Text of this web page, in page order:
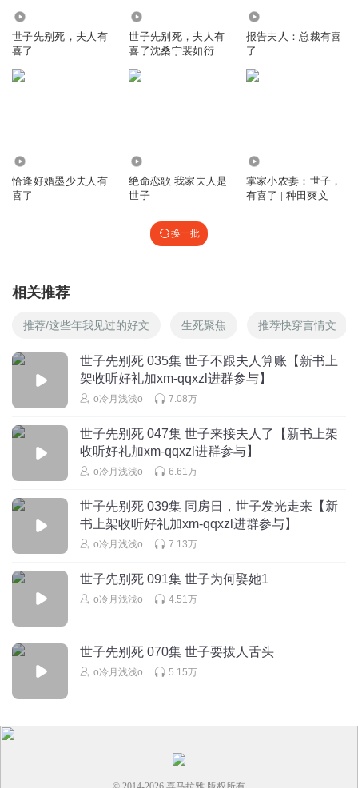
国公家女眷出行就让三女的这样走，连队护送的人都没有是
不是太不合理了。
女主能活着完全靠主角光环，不会游泳就敢跳水
回复
男主活该，这种男人真是气死人
2025-10-24
所以男主当初冒了表弟的名？
看山非山看水是水
“强光照来…………”………？？？这个时代又是雨天哪儿来
的强光？？
世子先别死，夫人有
喜了
世子先别死，夫人有
喜了沈桑宁裴如衍
报告夫人：总裁有喜
了
恰逢好婚墨少夫人有
喜了
绝命恋歌 我家夫人是
世子
掌家小农妻：世子，
有喜了 | 种田爽文
换一批
相关推荐
推荐/这些年我见过的好文 生死聚焦 推荐快穿言情文
世子先别死 035集 世子不跟夫人算账【新书上
架收听好礼加xm-qqxzl进群参与】
o冷月浅浅o 7.08万
世子先别死 047集 世子来接夫人了【新书上架
收听好礼加xm-qqxzl进群参与】
o冷月浅浅o 6.61万
世子先别死 039集 同房日，世子发光走来【新
书上架收听好礼加xm-qqxzl进群参与】
o冷月浅浅o 7.13万
世子先别死 091集 世子为何娶她1
o冷月浅浅o 4.51万
世子先别死 070集 世子要拔人舌头
o冷月浅浅o 5.15万